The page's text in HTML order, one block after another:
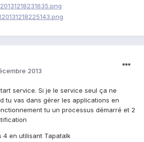
2013
service. Si je le service seul ça ne
tu vas dans gérer les applications en
tu un processus démarré et 2
4 en utilisant Tapatalk